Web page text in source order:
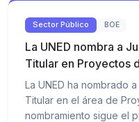
Sector Público BOE
La UNED nombra a
Titular en Proyectos
La UNED ha nombrado
Titular en el área de
nombramiento sigue el